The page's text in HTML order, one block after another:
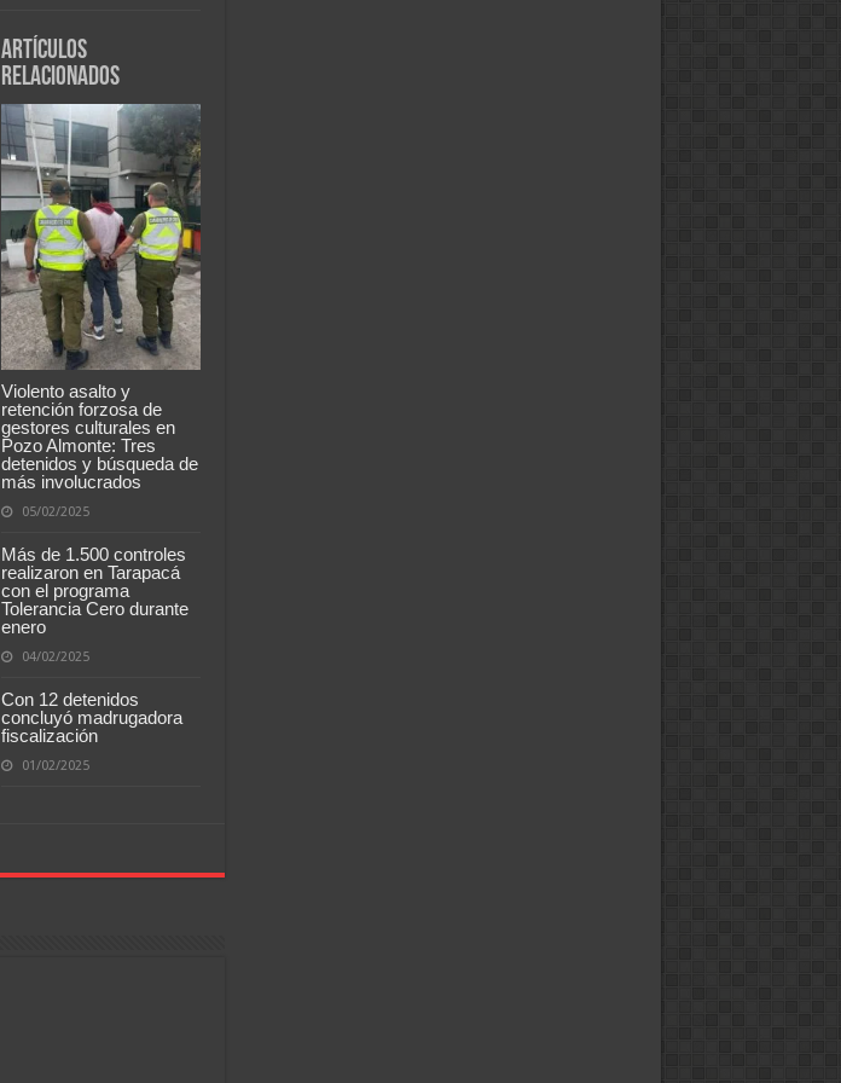
Artículos
relacionados
Violento asalto y
retención forzosa de
gestores culturales en
Pozo Almonte: Tres
detenidos y búsqueda de
más involucrados
05/02/2025
Más de 1.500 controles
realizaron en Tarapacá
con el programa
Tolerancia Cero durante
enero
04/02/2025
Con 12 detenidos
concluyó madrugadora
fiscalización
01/02/2025